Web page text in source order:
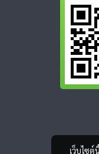
เว็บไซ